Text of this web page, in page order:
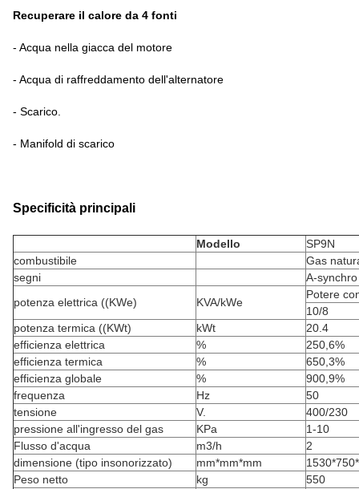
Recuperare il calore da 4 fonti
- Acqua nella giacca del motore
- Acqua di raffreddamento dell'alternatore
- Scarico.
- Manifold di scarico
Specificità principali
Modello
SP9N
combustibile
Gas
segni
A-
potenza elettrica ((KWe)
KVA/kWe
Potere
10/8
potenza termica ((KWt)
kWt
20.4
efficienza elettrica
%
250,6%
efficienza termica
%
650,3%
efficienza globale
%
900,9%
frequenza
Hz
50
tensione
V.
400/230
pressione all'ingresso del gas
KPa
1-10
Flusso d'acqua
m3/h
2
dimensione (tipo insonorizzato)
mm*mm*mm
Peso netto
kg
550